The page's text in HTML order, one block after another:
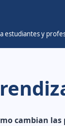
estudiantes y
cambian